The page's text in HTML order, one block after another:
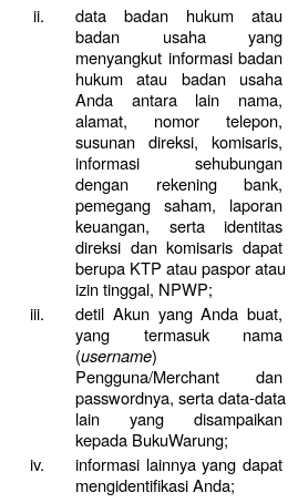
data badan hukum atau
badan usaha yang
menyangkut informasi badan
hukum atau badan usaha
Anda antara lain nama,
alamat, nomor telepon,
susunan direksi, komisaris,
informasi sehubungan
dengan rekening bank,
pemegang saham, laporan
keuangan, serta identitas
direksi dan komisaris dapat
berupa KTP atau paspor atau
izin tinggal, NPWP;
detil Akun yang Anda buat,
yang termasuk nama
(username)
Pengguna/Merchant dan
passwordnya, serta data-data
lain yang disampaikan
kepada BukuWarung;
informasi lainnya yang dapat
mengidentifikasi Anda;